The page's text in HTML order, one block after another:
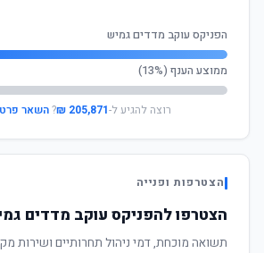
הפניקס עוקב מדדים גמיש
ממוצע הענף (13%)
רוצה להגיע ל-205,871 ₪
?השאר
הצטרפות ופנייה
הצטרפו להפניקס עוקב מדדים
תשואה מוכחת, דמי ניהול תחרותיים ושירות